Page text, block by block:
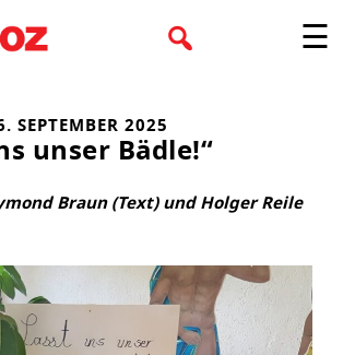
☰
SEPTEMBER 2025
unser Bädle!“
Braun (Text) und Holger Reile